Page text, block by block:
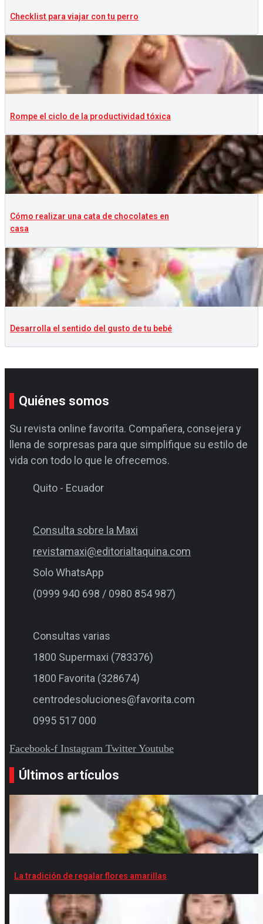
Checklist para viajar con tu perro
Rompe el ciclo de la productividad tóxica
Cómo realizar una cata de chocolates en
casa
Desarrolla el sentido del gusto de tu bebé
Quiénes somos
Su revista online favorita. Compañera, consejera y
llena de sorpresas para que simplifique su estilo de
vida con todo lo que le ofrecemos.
Quito - Ecuador
Consulta sobre la Maxi
revistamaxi@editorialtaquina.com
Solo WhatsApp
(0999 940 698 / 0980 854 987)
Consultas varias
1800 Supermaxi (783376)
1800 Favorita (328674)
centrodesoluciones@favorita.com
0995 517 000
Facebook-f Instagram Twitter Youtube
Últimos artículos
La tradición de regalar flores amarillas